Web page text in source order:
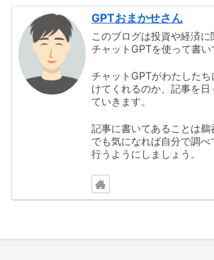
GPTおまかせさん
このブログは投資や経済
チャットGPTを使って書い
チャットGPTがわたした
けてくれるのか、記事を日
ていきます。
記事に書いてあることは鵜
でも気になれば自分で調
行うようにしましょう。